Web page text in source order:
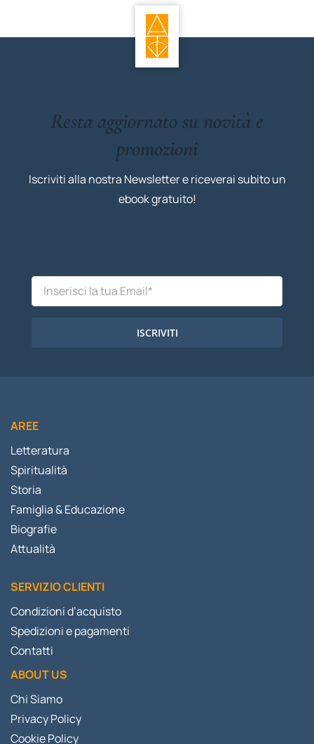
Resta aggiornato su novità e
promozioni
Iscriviti alla nostra Newsletter e riceverai subito un
ebook gratuito!
ISCRIVITI
AREE
Letteratura
Spiritualità
Storia
Famiglia & Educazione
Biografie
Attualità
SERVIZIO CLIENTI
Condizioni d’acquisto
Spedizioni e pagamenti
Contatti
ABOUT US
Chi Siamo
Privacy Policy
Cookie Policy